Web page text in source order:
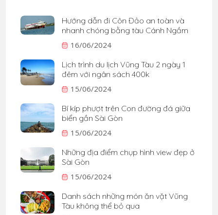
Hướng dẫn đi Côn Đảo an toàn và
nhanh chóng bằng tàu Cánh Ngầm
16/06/2024
Lịch trình du lịch Vũng Tàu 2 ngày 1
đêm với ngân sách 400k
15/06/2024
Bí kíp phượt trên Con đường đá giữa
biển gần Sài Gòn
15/06/2024
Những địa điểm chụp hình view đẹp ở
Sài Gòn
15/06/2024
Danh sách những món ăn vặt Vũng
Tàu không thể bỏ qua